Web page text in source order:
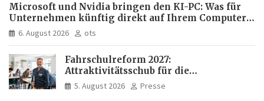
Microsoft und Nvidia bringen den KI-PC: Was für
Unternehmen künftig direkt auf Ihrem Computer
läuft und was weiter in der Cloud bleibt
6. August 2026 ots
Fahrschulreform 2027:
Attraktivitätsschub für die
Fahrlehrerausbildung
5. August 2026 Presse